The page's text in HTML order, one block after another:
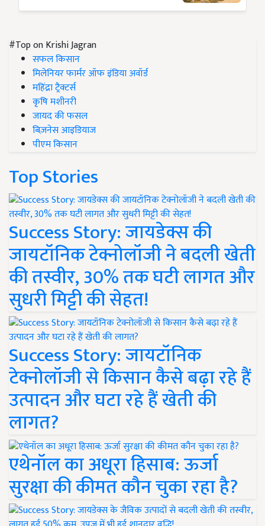
#Top on Krishi Jagran
सफल किसान
मिलेनियर फार्मर ऑफ इंडिया अवॉर्ड
महिंद्रा ट्रैक्टर्स
कृषि मशीनरी
जायद की फसल
बिज़नेस आइडियाज
पीएम किसान
Top Stories
Success Story: जायडेक्स की
जायटॉनिक टेक्नोलॉजी ने बदली खेती
की तस्वीर, 30% तक घटी लागत और
सुधरी मिट्टी की सेहत!
Success Story: जायटॉनिक
टेक्नोलॉजी से किसान कैसे बढ़ा रहे हैं
उत्पादन और घटा रहे हैं खेती की
लागत?
एथेनॉल का अधूरा हिसाब: ऊर्जा
सुरक्षा की कीमत कौन चुका रहा है?